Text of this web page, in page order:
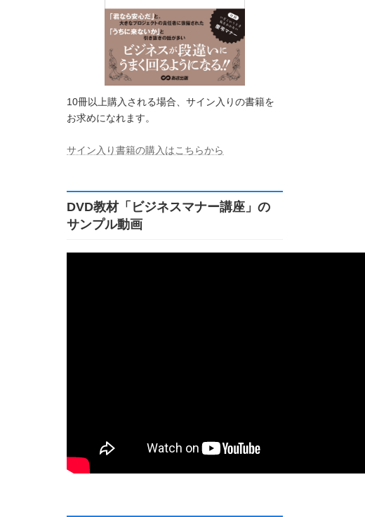
10冊以上購入される場合、サイン入りの書籍を
お求めになれます。
サイン入り書籍の購入はこちらから
DVD教材「ビジネスマナー講座」の
サンプル動画